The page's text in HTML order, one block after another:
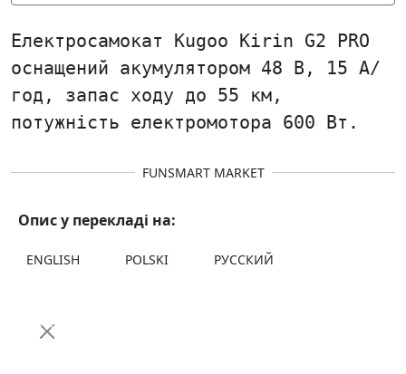
Електросамокат Kugoo Kirin G2 PRO
оснащений акумулятором 48 В, 15 А/
год, запас ходу до 55 км,
потужність електромотора 600 Вт.
FUNSMART MARKET
Опис у перекладі на:
ENGLISH POLSKI РУССКИЙ
Ми щойно створили